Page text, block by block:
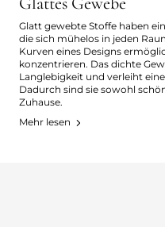
Glatt gewebte Stoffe haben
die sich mühelos in jeden
Kurven eines Designs
konzentrieren. Das dichte
Langlebigkeit und verleiht
Dadurch sind sie sowohl
Zuhause.
Mehr lesen